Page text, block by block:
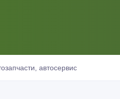
автосервис